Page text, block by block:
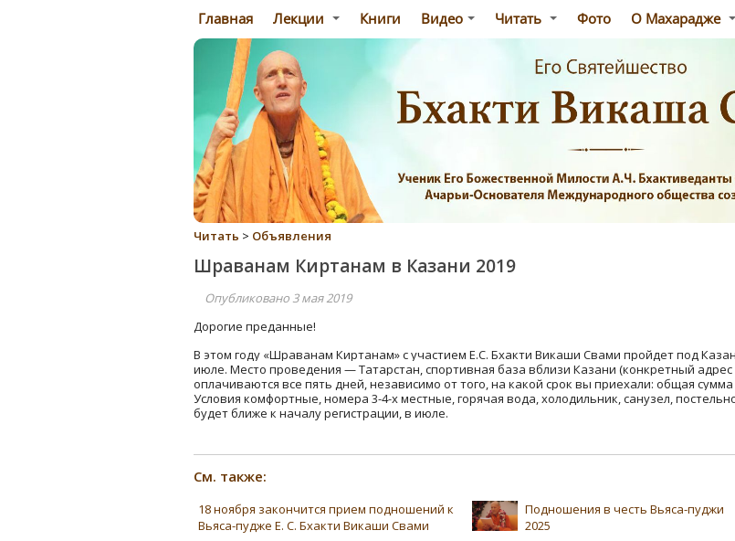
Главная Лекции Книги Видео Читать Фото О Махарадже
Читать > Объявления
Шраванам Киртанам в Казани 2019
Опубликовано 3 мая 2019
Дорогие преданные!
В этом году «Шраванам Киртанам» с участием Е.С. Бхакти Викаши Свами пройдет под
июле. Место проведения — Татарстан, спортивная база вблизи Казани (конкретный
оплачиваются все пять дней, независимо от того, на какой срок вы приехали: общая
Условия комфортные, номера 3-4-х местные, горячая вода, холодильник, санузел,
будет ближе к началу регистрации, в июле.
См. также:
18 ноября закончится прием подношений к
Вьяса-пудже Е. С. Бхакти Викаши Свами
Подношения в честь Вьяса-пуджи
2025